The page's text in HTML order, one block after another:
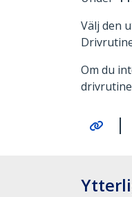
Välj den
Om du
|